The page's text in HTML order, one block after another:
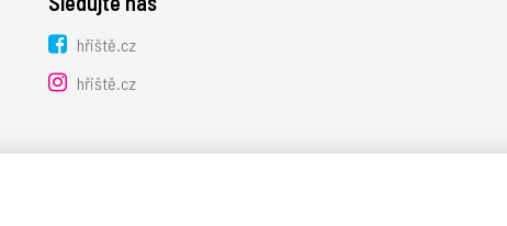
hřiště.cz
hřiště.cz